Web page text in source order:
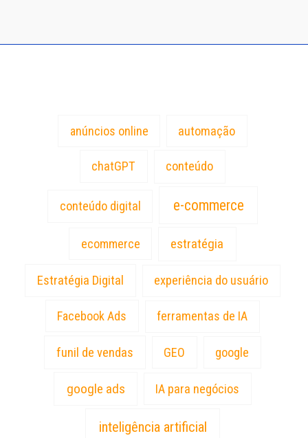
anúncios online automação
chatGPT conteúdo
conteúdo digital e-commerce
ecommerce estratégia
Estratégia Digital experiência do usuário
Facebook Ads ferramentas de IA
funil de vendas GEO google
google ads IA para negócios
inteligência artificial